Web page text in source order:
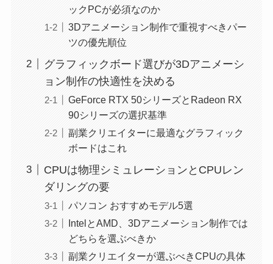
ックPCが必須なのか
3Dアニメーション制作で重視すべきパー
ツの優先順位
グラフィックボード選びが3Dアニメーシ
ョン制作の快適性を決める
GeForce RTX 50シリーズとRadeon RX
90シリーズの選択基準
副業クリエイターに最適なグラフィック
ボードはこれ
CPUは物理シミュレーションとCPUレン
ダリングの要
パソコン おすすめモデル5選
IntelとAMD、3Dアニメーション制作では
どちらを選ぶべきか
副業クリエイターが選ぶべきCPUの具体